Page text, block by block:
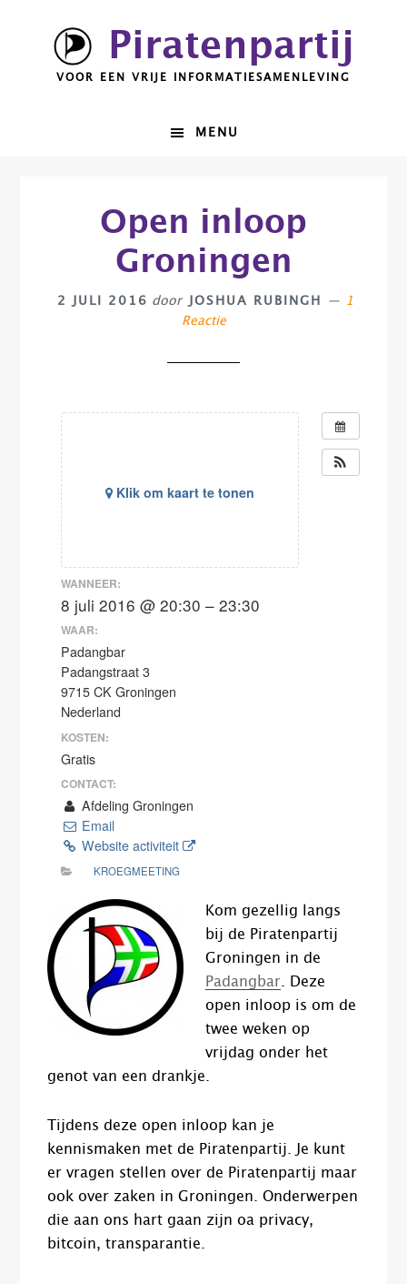
hoofdnavigatie
Piratenpartij
VOOR EEN VRIJE INFORMATIESAMENLEVING
MENU
Open inloop
Groningen
2 JULI 2016 door JOSHUA RUBINGH
1
Reactie
Klik om kaart te tonen
WANNEER:
8 juli 2016 @ 20:30 – 23:30
WAAR:
Padangbar
Padangstraat 3
9715 CK Groningen
Nederland
KOSTEN:
Gratis
CONTACT:
Afdeling Groningen
Email
Website activiteit
KROEGMEETING
Kom gezellig langs
bij de Piratenpartij
Groningen in de
Padangbar . Deze
open inloop is om de
twee weken op
vrijdag onder het
genot van een drankje.
Tijdens deze open inloop kan je
kennismaken met de Piratenpartij. Je kunt
er vragen stellen over de Piratenpartij maar
ook over zaken in Groningen. Onderwerpen
die aan ons hart gaan zijn oa privacy,
bitcoin, transparantie.